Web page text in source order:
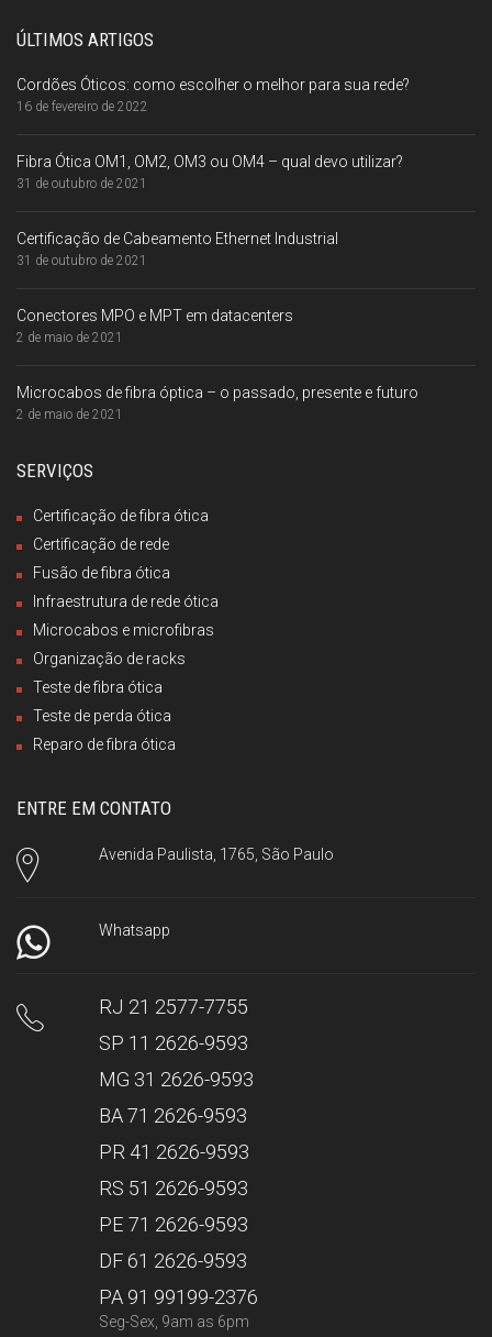
ÚLTIMOS ARTIGOS
Cordões Óticos: como escolher o melhor para sua rede?
16 de fevereiro de 2022
Fibra Ótica OM1, OM2, OM3 ou OM4 – qual devo utilizar?
31 de outubro de 2021
Certificação de Cabeamento Ethernet Industrial
31 de outubro de 2021
Conectores MPO e MPT em datacenters
2 de maio de 2021
Microcabos de fibra óptica – o passado, presente e futuro
2 de maio de 2021
SERVIÇOS
Certificação de fibra ótica
Certificação de rede
Fusão de fibra ótica
Infraestrutura de rede ótica
Microcabos e microfibras
Organização de racks
Teste de fibra ótica
Teste de perda ótica
Reparo de fibra ótica
ENTRE EM CONTATO
Avenida Paulista, 1765, São Paulo
Whatsapp
RJ 21 2577-7755
SP 11 2626-9593
MG 31 2626-9593
BA 71 2626-9593
PR 41 2626-9593
RS 51 2626-9593
PE 71 2626-9593
DF 61 2626-9593
PA 91 99199-2376
Seg-Sex, 9am as 6pm